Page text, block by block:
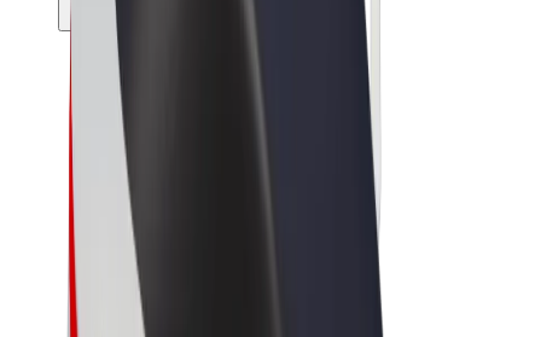
Viajes
Patinetes
Bolt Market
Bolt Food
Bolt Drive
Bolt para empresas
Bicis